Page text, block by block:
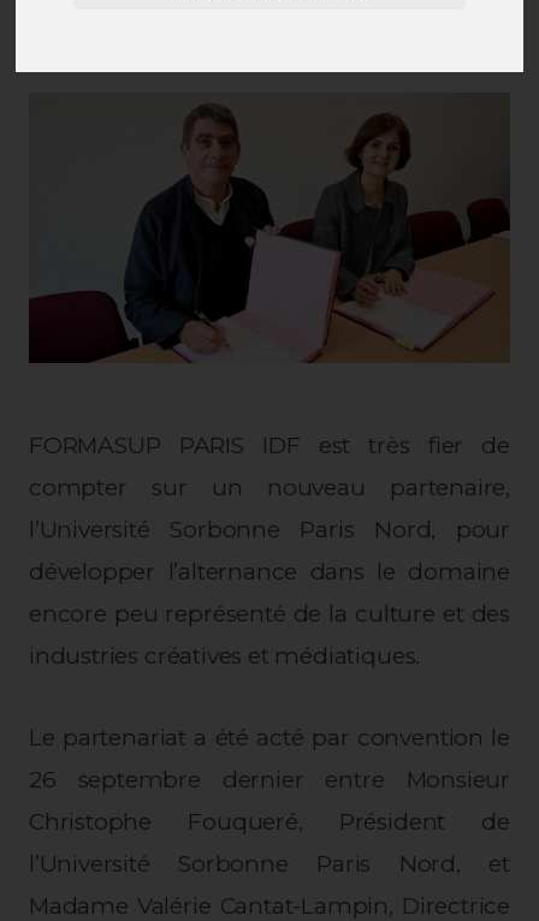
FORMASUP PARIS IDF est très fier de
compter sur un nouveau partenaire,
l’Université Sorbonne Paris Nord, pour
développer l’alternance dans le domaine
encore peu représenté de la culture et des
industries créatives et médiatiques.
Le partenariat a été acté par convention le
26 septembre dernier entre Monsieur
Christophe Fouqueré, Président de
l’Université Sorbonne Paris Nord, et
Madame Valérie Cantat-Lampin, Directrice